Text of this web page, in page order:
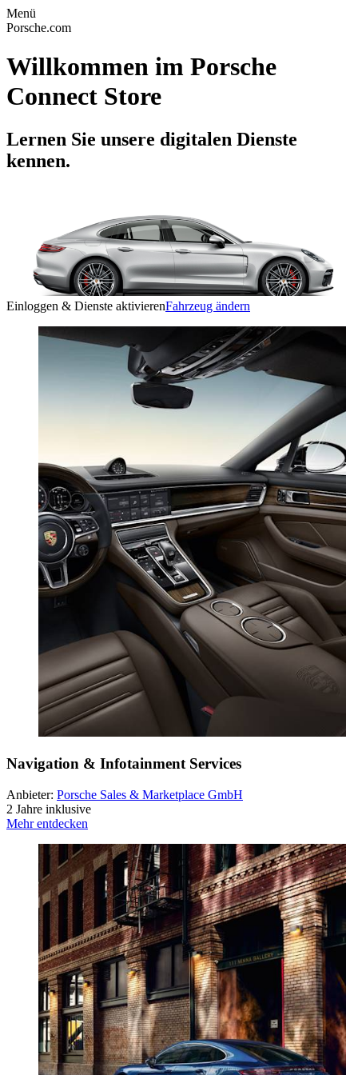
Menü
Porsche.com
Willkommen im Porsche
Connect Store
Lernen Sie unsere digitalen Dienste
kennen.
Einloggen & Dienste aktivierenFahrzeug ändern
Navigation & Infotainment Services
Anbieter: Porsche Sales & Marketplace GmbH
2 Jahre inklusive
Mehr entdecken